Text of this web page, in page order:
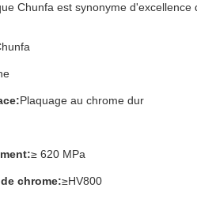
Chunfa est synonyme
Plaquage au chrome dur
≥ 620 MPa
chrome:≥HV800